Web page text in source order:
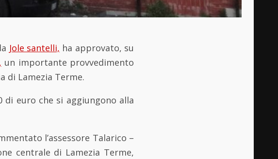
Jole santelli, ha approvato, su
un importante provvedimento
di Lamezia Terme.
di euro che si aggiungono alla
l’assessore Talarico –
centrale di Lamezia Terme,